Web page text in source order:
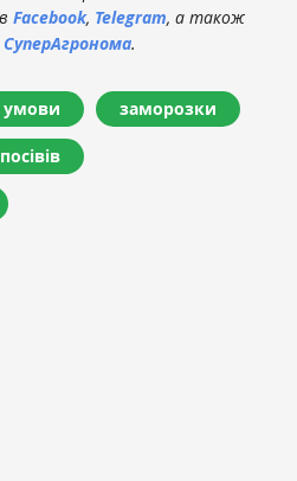
Facebook, Telegram, а також
.
умови заморозки